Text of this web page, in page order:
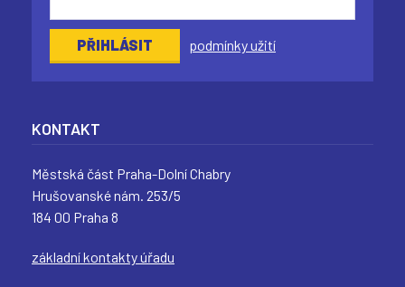
podmínky užití
KONTAKT
Městská část Praha-Dolní Chabry
Hrušovanské nám. 253/5
184 00 Praha 8
základní kontakty úřadu